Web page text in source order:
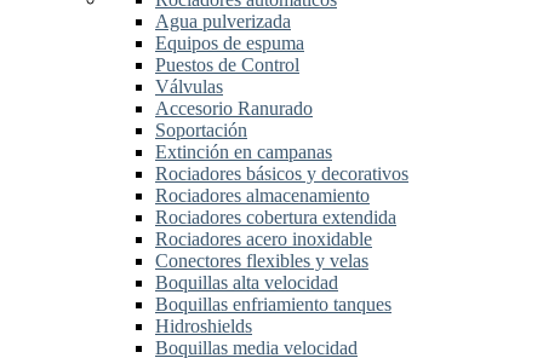
Agua pulverizada
Equipos de espuma
Puestos de Control
Válvulas
Accesorio Ranurado
Soportación
Extinción en campanas
Rociadores básicos y decorativos
Rociadores almacenamiento
Rociadores cobertura extendida
Rociadores acero inoxidable
Conectores flexibles y velas
Boquillas alta velocidad
Boquillas enfriamiento tanques
Hidroshields
Boquillas media velocidad